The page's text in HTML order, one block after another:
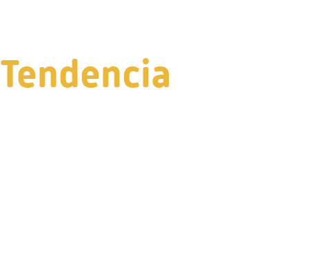
Tendencia